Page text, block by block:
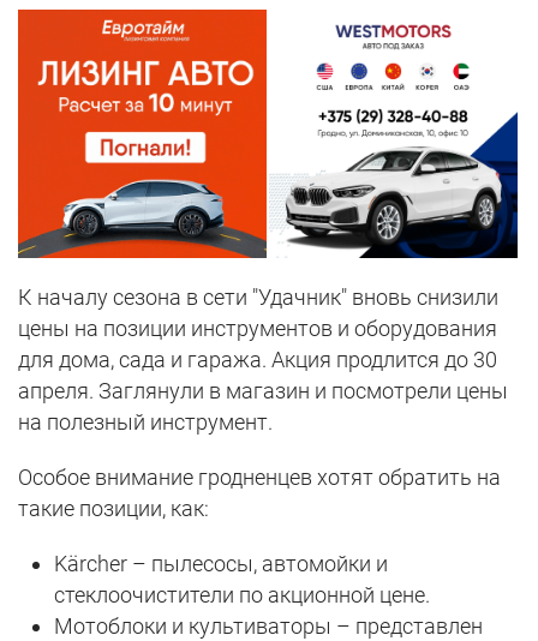
К началу сезона в сети "Удачник" вновь снизили
цены на позиции инструментов и оборудования
для дома, сада и гаража. Акция продлится до 30
апреля. Заглянули в магазин и посмотрели цены
на полезный инструмент.
Особое внимание гродненцев хотят обратить на
такие позиции, как:
Kärcher – пылесосы, автомойки и
стеклоочистители по акционной цене.
Мотоблоки и культиваторы – представлен